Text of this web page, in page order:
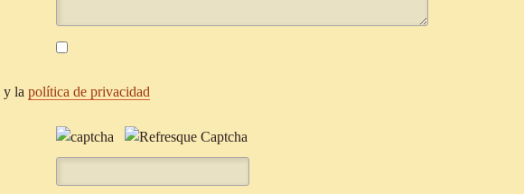
y la política de privacidad